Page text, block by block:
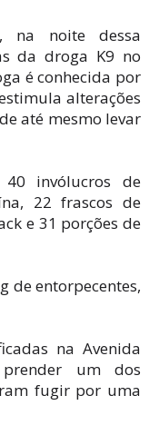
na noite dessa
da droga K9 no
é conhecida por
alterações
até mesmo levar
40 invólucros de
22 frascos de
e 31 porções de
de entorpecentes,
na Avenida
um dos
fugir por uma